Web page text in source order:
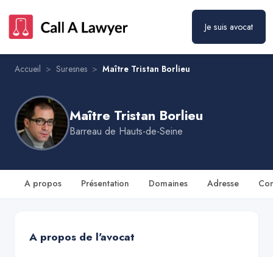
Je suis avocat
Maître Tristan Borlieu
Accueil > Suresnes > Maître Tristan Borlieu
Maître Tristan Borlieu
Barreau de Hauts-de-Seine
A propos Présentation Domaines Adresse
A propos de l'avocat